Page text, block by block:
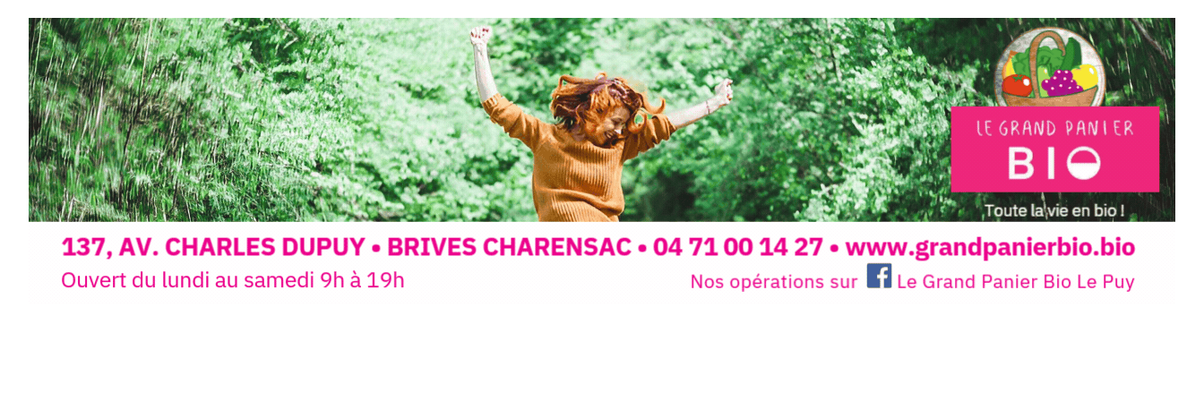
paysages de Haute-Loire ?
Cet été,Laurent Bersetvous propose unstage
d’aquarelle en extérieur, accessibleà tous les
niveaux, dans un cadre naturel
inspirantautour de Saint-Front, à seulement30
minutes du Puy-en-Velay.
Pendant3 jours, vous apprendrez à capturer
l’instant :
aquarelle, encre, ou contenu hybride.
Programmée en off du festival d’Auzon, cette
expo-installation temporaire vous livre une
raison de plus d’aller faire un tour dans la cité
médiévale du Brivadois cet été.
INTERVIEW